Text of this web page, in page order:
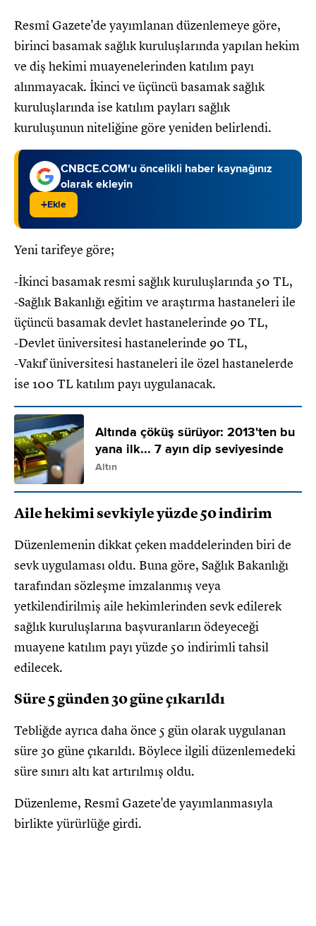
Resmî Gazete'de yayımlanan düzenlemeye göre,
birinci basamak sağlık kuruluşlarında yapılan hekim
ve diş hekimi muayenelerinden katılım payı
alınmayacak. İkinci ve üçüncü basamak sağlık
kuruluşlarında ise katılım payları sağlık
kuruluşunun niteliğine göre yeniden belirlendi.
CNBCE.COM'u öncelikli haber kaynağınız
olarak ekleyin
+Ekle
Yeni tarifeye göre;
-İkinci basamak resmi sağlık kuruluşlarında 50 TL,
-Sağlık Bakanlığı eğitim ve araştırma hastaneleri ile
üçüncü basamak devlet hastanelerinde 90 TL,
-Devlet üniversitesi hastanelerinde 90 TL,
-Vakıf üniversitesi hastaneleri ile özel hastanelerde
ise 100 TL katılım payı uygulanacak.
Altında çöküş sürüyor: 2013'ten bu
yana ilk... 7 ayın dip seviyesinde
Altın
Aile hekimi sevkiyle yüzde 50 indirim
Düzenlemenin dikkat çeken maddelerinden biri de
sevk uygulaması oldu. Buna göre, Sağlık Bakanlığı
tarafından sözleşme imzalanmış veya
yetkilendirilmiş aile hekimlerinden sevk edilerek
sağlık kuruluşlarına başvuranların ödeyeceği
muayene katılım payı yüzde 50 indirimli tahsil
edilecek.
Süre 5 günden 30 güne çıkarıldı
Tebliğde ayrıca daha önce 5 gün olarak uygulanan
süre 30 güne çıkarıldı. Böylece ilgili düzenlemedeki
süre sınırı altı kat artırılmış oldu.
Düzenleme, Resmî Gazete'de yayımlanmasıyla
birlikte yürürlüğe girdi.